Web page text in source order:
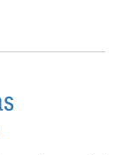
RECIENTE